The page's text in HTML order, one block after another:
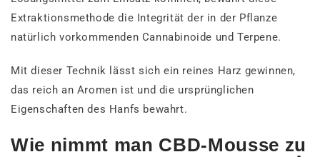
Extraktionsmethode die Integrität der in der Pflanze
natürlich vorkommenden Cannabinoide und Terpene.
Mit dieser Technik lässt sich ein reines Harz gewinnen,
das reich an Aromen ist und die ursprünglichen
Eigenschaften des Hanfs bewahrt.
Wie nimmt man CBD-Mousse zu